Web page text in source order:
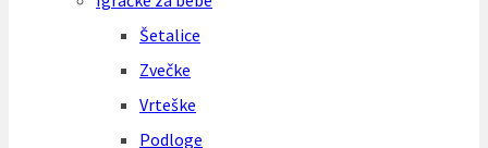
Šetalice
Zvečke
Vrteške
Podloge